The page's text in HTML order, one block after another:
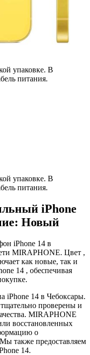
упаковке. В
питания.
упаковке. В
питания.
iPhone
Новый
iPhone 14 в
MIRAPHONE. Цвет ,
как новые, так и
14 , обеспечивая
iPhone 14 в Чебоксары.
проверены и
MIRAPHONE
восстановленных
о
также предоставляем
14.